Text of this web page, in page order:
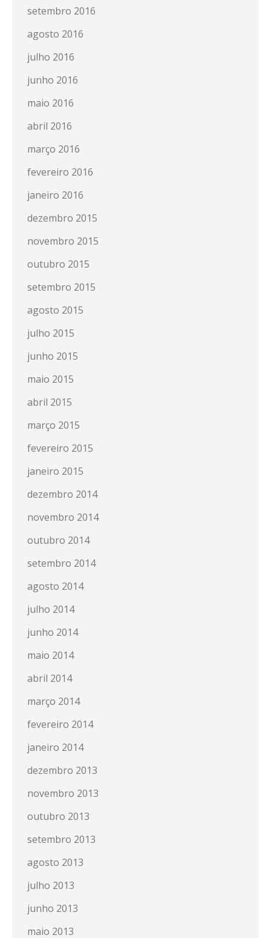
setembro 2016
agosto 2016
julho 2016
junho 2016
maio 2016
abril 2016
março 2016
fevereiro 2016
janeiro 2016
dezembro 2015
novembro 2015
outubro 2015
setembro 2015
agosto 2015
julho 2015
junho 2015
maio 2015
abril 2015
março 2015
fevereiro 2015
janeiro 2015
dezembro 2014
novembro 2014
outubro 2014
setembro 2014
agosto 2014
julho 2014
junho 2014
maio 2014
abril 2014
março 2014
fevereiro 2014
janeiro 2014
dezembro 2013
novembro 2013
outubro 2013
setembro 2013
agosto 2013
julho 2013
junho 2013
maio 2013